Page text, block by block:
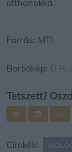
otthonokká.
Forrás: MTI
Bortíókép:
Tetszett?
Címkék: